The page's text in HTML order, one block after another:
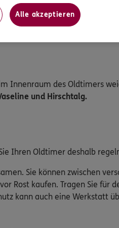
eignet.
schnell, wenn Sie zu sehr
Innenraum des Oldtimers
und Hirschtalg.
Ihren Oldtimer deshalb
Sie können zwischen
Rost kaufen. Tragen Sie für
kann auch eine Werkstatt
Alle akzeptieren